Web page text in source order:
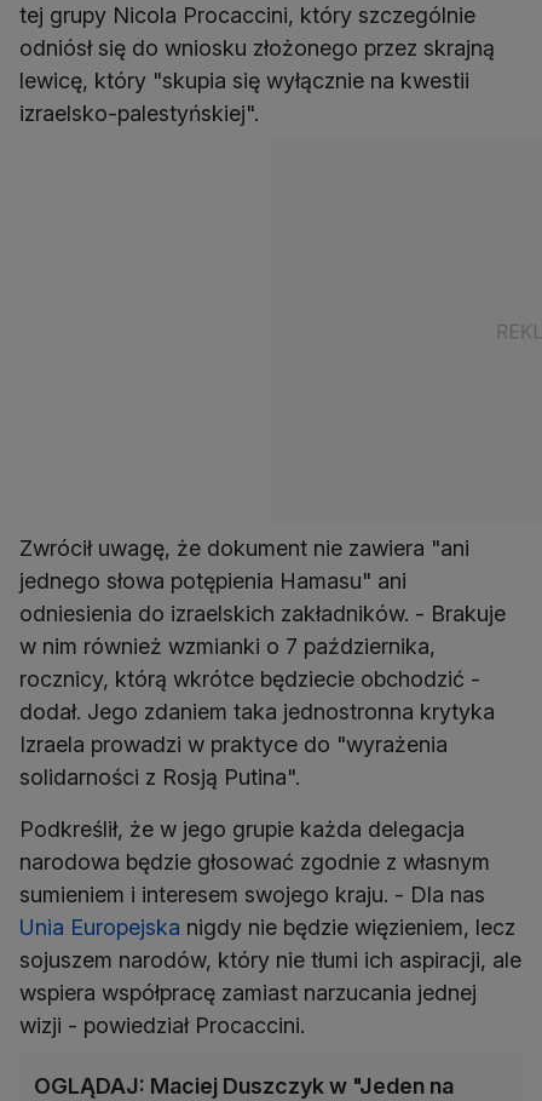
tej grupy Nicola Procaccini, który szczególnie
odniósł się do wniosku złożonego przez skrajną
lewicę, który "skupia się wyłącznie na kwestii
izraelsko-palestyńskiej".
Zwrócił uwagę, że dokument nie zawiera "ani
jednego słowa potępienia Hamasu" ani
odniesienia do izraelskich zakładników. - Brakuje
w nim również wzmianki o 7 października,
rocznicy, którą wkrótce będziecie obchodzić -
dodał. Jego zdaniem taka jednostronna krytyka
Izraela prowadzi w praktyce do "wyrażenia
solidarności z Rosją Putina".
Podkreślił, że w jego grupie każda delegacja
narodowa będzie głosować zgodnie z własnym
sumieniem i interesem swojego kraju. - Dla nas
Unia Europejska nigdy nie będzie więzieniem, lecz
sojuszem narodów, który nie tłumi ich aspiracji, ale
wspiera współpracę zamiast narzucania jednej
wizji - powiedział Procaccini.
OGLĄDAJ: Maciej Duszczyk w "Jeden na